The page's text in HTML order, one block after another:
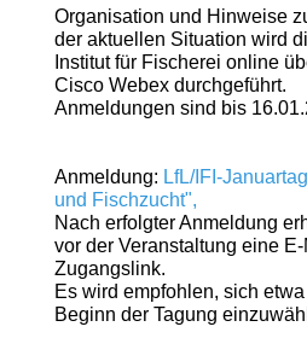
Organisation und Hinweise
der aktuellen Situation wird
Institut für Fischerei online
Cisco Webex durchgeführt.
Anmeldungen sind bis
Anmeldung: LfL/IFI-
und Fischzucht",
Nach erfolgter Anmeldung
vor der Veranstaltung eine
Zugangslink.
Es wird empfohlen, sich
Beginn der Tagung